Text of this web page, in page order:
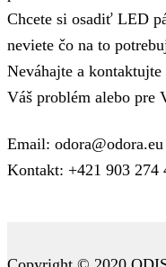
Chcete si osadiť LED
neviete čo na to
Neváhajte a kontaktujte
Váš problém alebo pre
Email: odora@odora.eu
Kontakt: +421 903 274